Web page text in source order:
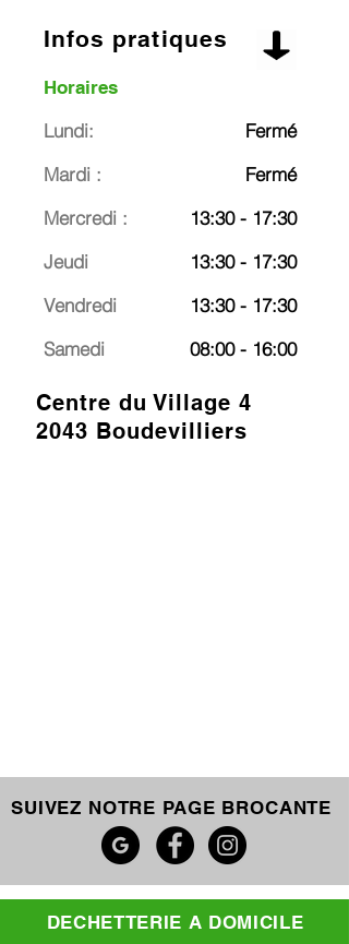
Infos pratiques
Horaires
Lundi:
Mardi :
Mercredi :
Jeudi
Vendredi
Samedi
Fermé
Fermé
13:30 - 17:30
13:30 - 17:30
13:30 - 17:30
08:00 - 16:00
Centre du Village 4
2043 Boudevilliers
SUIVEZ NOTRE PAGE BROCANTE
DECHETTERIE A DOMICILE